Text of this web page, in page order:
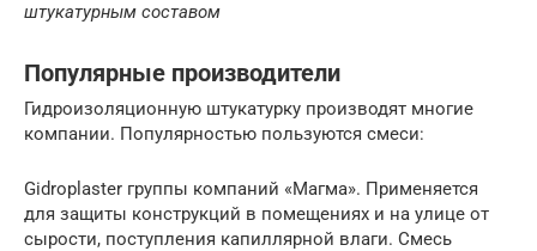
штукатурным составом
Популярные производители
Гидроизоляционную штукатурку производят многие
компании. Популярностью пользуются смеси:
Gidroplaster группы компаний «Магма». Применяется
для защиты конструкций в помещениях и на улице от
сырости, поступления капиллярной влаги. Смесь